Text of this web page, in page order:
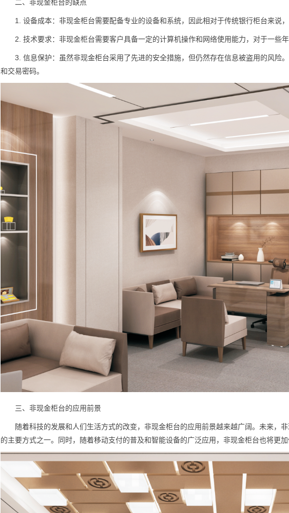
二、非现金柜台的缺点
1. 设备成本：非现金柜台需要配备专业的设备和系统，因此相对于传统银行柜台来说，
2. 技术要求：非现金柜台需要客户具备一定的计算机操作和网络使用能力，对于一些年
3. 信息保护：虽然非现金柜台采用了先进的安全措施，但仍然存在信息被盗用的风险
和交易密码。
三、非现金柜台的应用前景
随着科技的发展和人们生活方式的改变，非现金柜台的应用前景越来越广阔。未来，
的主要方式之一。同时，随着移动支付的普及和智能设备的广泛应用，非现金柜台也将更加